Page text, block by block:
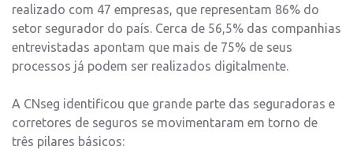
realizado com 47 empresas, que representam 86% do
setor segurador do país. Cerca de 56,5% das companhias
entrevistadas apontam que mais de 75% de seus
processos já podem ser realizados digitalmente.
A CNseg identificou que grande parte das seguradoras e
corretores de seguros se movimentaram em torno de
três pilares básicos: